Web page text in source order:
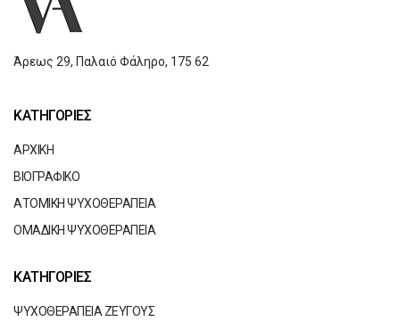
Άρεως 29, Παλαιό Φάληρο, 175 62
ΚΑΤΗΓΟΡΙΕΣ
ΑΡΧΙΚΗ
ΒΙΟΓΡΑΦΙΚΟ
ΑΤΟΜΙΚΗ ΨΥΧΟΘΕΡΑΠΕΙΑ
ΟΜΑΔΙΚΗ ΨΥΧΟΘΕΡΑΠΕΙΑ
ΚΑΤΗΓΟΡΙΕΣ
ΨΥΧΟΘΕΡΑΠΕΙΑ ΖΕΥΓΟΥΣ